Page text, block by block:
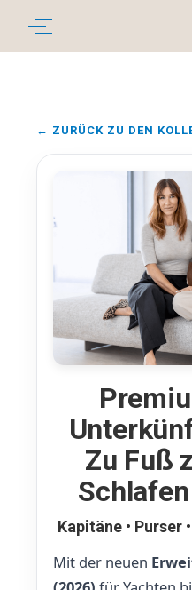
← ZURÜCK ZU DEN
Zu Fuß
Kapitäne • Purser
Mit der neuen